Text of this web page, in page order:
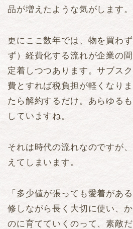
品が増えたような気がします。
更にここ数年では、物を買わ
ず）経費化する流れが企業の
定着しつつあります。サブス
費とすれば税負担が軽くなり
たら解約するだけ。あらゆる
していますね。
それは時代の流れなのですが
えてしまいます。
「多少値が張っても愛着があ
修しながら長く大切に使い、
のに育てていくのって、素敵